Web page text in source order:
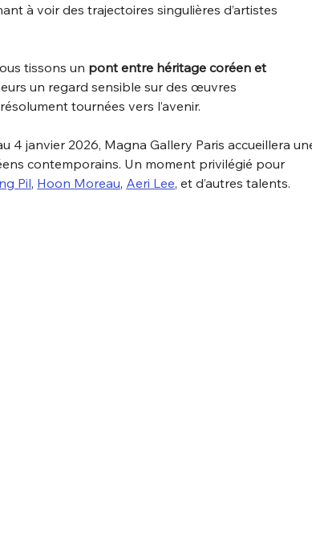
à voir des trajectoires singulières d’artistes
tissons un pont entre héritage coréen et
un regard sensible sur des œuvres
tournées vers l’avenir.
4 janvier 2026, Magna Gallery Paris accueillera
contemporains. Un moment privilégié pour
Pil, Hoon Moreau, Aeri Lee, et d’autres talents.